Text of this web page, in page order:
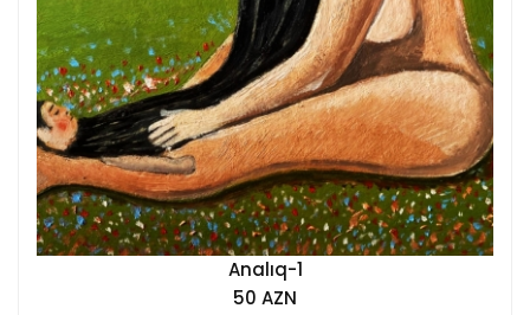
Analıq-1
50 AZN